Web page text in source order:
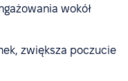
wokół
zwiększa poczucie